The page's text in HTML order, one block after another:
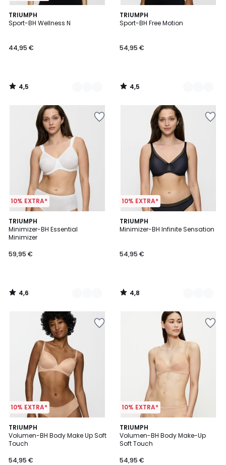
TRIUMPH
Sport-BH Wellness N
44,95 €
4,5
/ 5
3
Farben
4,5
/
TRIUMPH
Sport-BH Free Motion
54,95 €
4,5
/ 5
2
Farben
4,5
/
10% EXTRA*
TRIUMPH
Minimizer-BH Essential
Minimizer
59,95 €
4,6
/ 5
3
Farben
4,6
/
10% EXTRA*
TRIUMPH
Minimizer-BH Infinite Sensation
54,95 €
4,8
/ 5
2
Farben
4,8
/
10% EXTRA*
TRIUMPH
Volumen-BH Body Make Up Soft
Touch
54,95 €
4,5
/ 5
10% EXTRA*
TRIUMPH
Volumen-BH Body Make-Up
Soft Touch
54,95 €
4,6
/ 5
2
Farben